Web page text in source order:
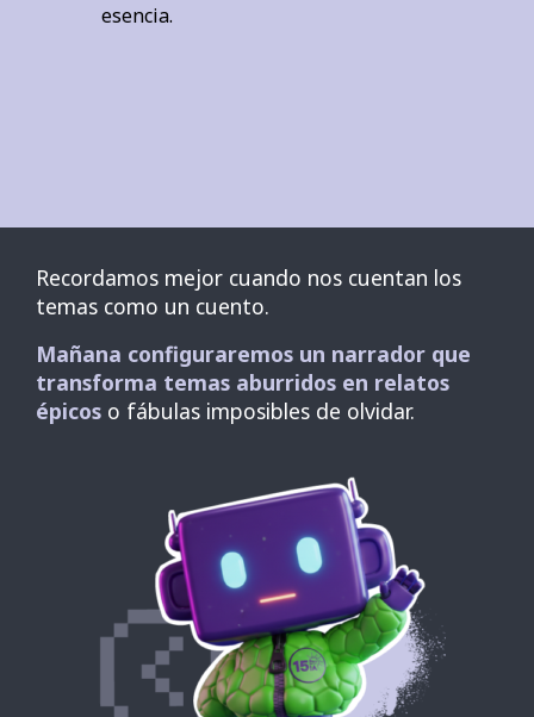
esencia.
Recordamos mejor cuando nos cuentan los
temas como un cuento.
Mañana configuraremos un narrador que
transforma temas aburridos en relatos
épicos o fábulas imposibles de olvidar.